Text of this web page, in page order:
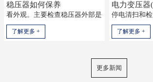
稳压器如何保养
看外观。主要检查稳压器外部是否存在渗油、
了解更多 +
停电清扫和
了解更多 +
更多新闻